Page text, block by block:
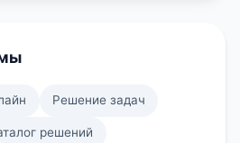
Решение задач
решений